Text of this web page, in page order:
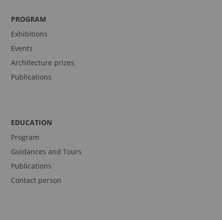
PROGRAM
Exhibitions
Events
Architecture prizes
Publications
EDUCATION
Program
Guidances and Tours
Publications
Contact person